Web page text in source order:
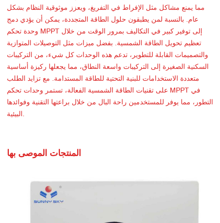
مما يمنع مشاكل مثل الإفراط في التفريغ، ويعزز موثوقية النظام بشكل
عام. بالنسبة لمن يطبقون حلول الطاقة المتجددة، يمكن أن يؤدي دمج
وحدة تحكم MPPT إلى توفير كبير في التكاليف بمرور الوقت من خلال
تعظيم تحويل الطاقة الشمسية. بفضل ميزات مثل التوصيلات المتوازية
والتصميمات القابلة للتطوير، تدعم هذه الوحدات كل شيء، من التركيبات
السكنية الصغيرة إلى التركيبات واسعة النطاق، مما يجعلها ركيزة أساسية
متعددة الاستخدامات للبنية التحتية للطاقة المستدامة. مع تزايد الطلب
على تقنيات الطاقة الشمسية الفعالة، تستمر وحدات تحكم MPPT في
التطور، مما يوفر للمستخدمين راحة البال من خلال براعتها التقنية وفوائدها
البيئية.
المنتجات الموصى بها